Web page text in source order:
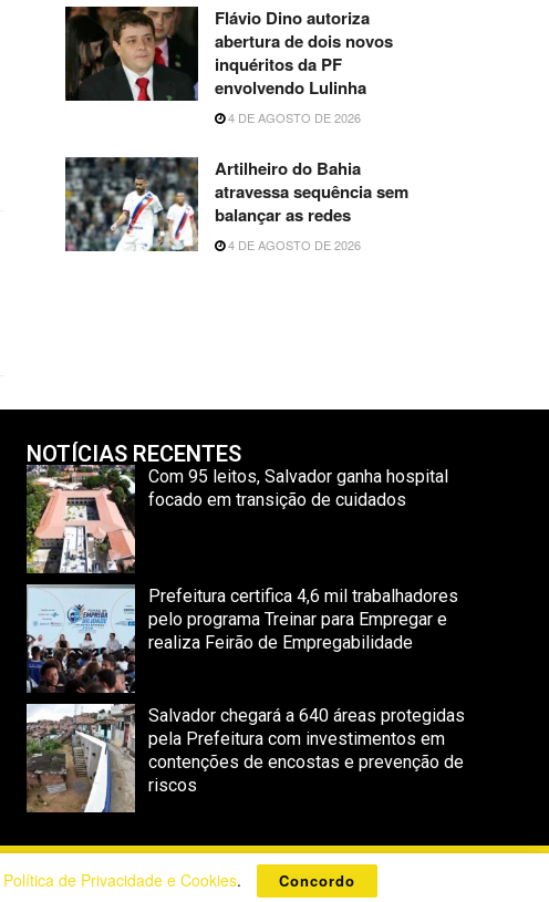
Flávio Dino autoriza
abertura de dois novos
inquéritos da PF
envolvendo Lulinha
4 DE AGOSTO DE 2026
Artilheiro do Bahia
atravessa sequência sem
balançar as redes
4 DE AGOSTO DE 2026
NOTÍCIAS RECENTES
Com 95 leitos, Salvador ganha hospital
focado em transição de cuidados
Prefeitura certifica 4,6 mil trabalhadores
pelo programa Treinar para Empregar e
realiza Feirão de Empregabilidade
Salvador chegará a 640 áreas protegidas
pela Prefeitura com investimentos em
contenções de encostas e prevenção de
riscos
Política de Privacidade e Cookies. Concordo